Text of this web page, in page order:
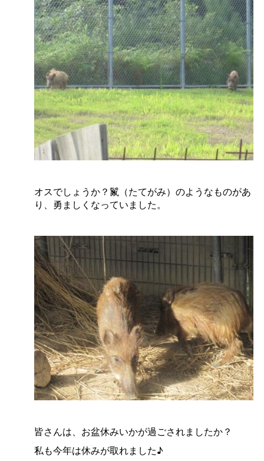
オスでしょうか？鬣（たてがみ）のようなものがあ
り、勇ましくなっていました。
皆さんは、お盆休みいかが過ごされましたか？
私も今年は休みが取れました♪